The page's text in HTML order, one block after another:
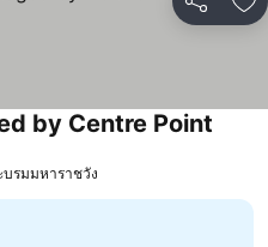
แชร์ เ
by Centre Point
บรมมหาราชวัง